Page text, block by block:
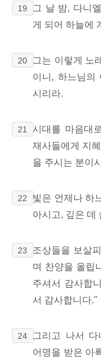
19
그 날 밤, 다니
게 되어 하늘에
20
그는 이렇게 노
이니, 하느님의
시리라.
21
시대를 마음대
재사들에게 지
을 주시는 분이
22
빛은 언제나 하
아시고, 깊은 데
23
조상들을 보살
며 찬양을 올립
주셔서 감사합
서 감사합니다."
24
그리고 나서 다
어명을 받은 아